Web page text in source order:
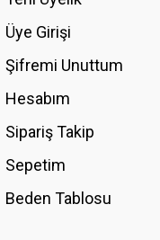
Üye Girişi
Şifremi Unuttum
Hesabım
Sipariş Takip
Sepetim
Beden Tablosu